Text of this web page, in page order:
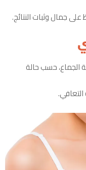
جمال وثبات النتائج.
الجماع، حسب حالة